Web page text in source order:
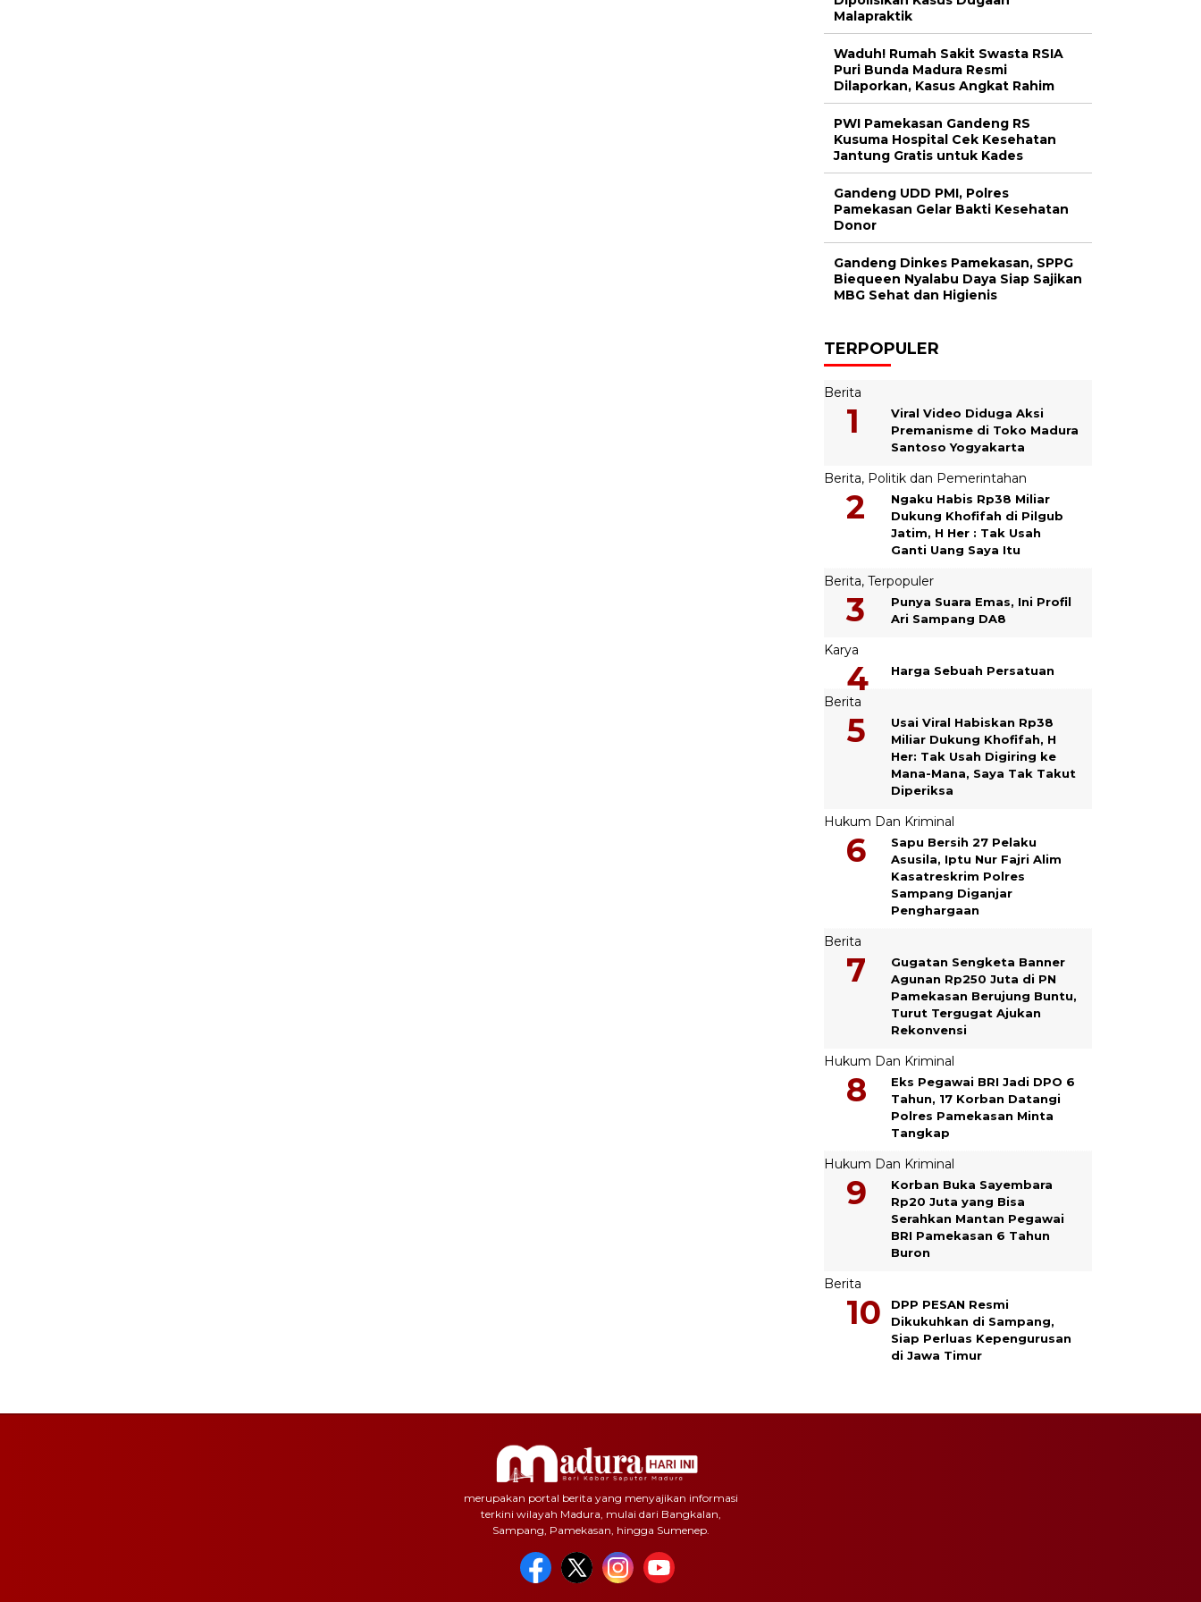
Malapraktik
Waduh! Rumah Sakit Swasta RSIA
Puri Bunda Madura Resmi
Dilaporkan, Kasus Angkat Rahim
PWI Pamekasan Gandeng RS
Kusuma Hospital Cek Kesehatan
Jantung Gratis untuk Kades
Gandeng UDD PMI, Polres
Pamekasan Gelar Bakti Kesehatan
Donor
Gandeng Dinkes Pamekasan, SPPG
Biequeen Nyalabu Daya Siap Sajikan
MBG Sehat dan Higienis
TERPOPULER
Berita
Viral Video Diduga Aksi
Premanisme di Toko Madura
Santoso Yogyakarta
Berita, Politik dan Pemerintahan
Ngaku Habis Rp38 Miliar
Dukung Khofifah di Pilgub
Jatim, H Her : Tak Usah
Ganti Uang Saya Itu
Berita, Terpopuler
Punya Suara Emas, Ini Profil
Ari Sampang DA8
Karya
Harga Sebuah Persatuan
Berita
Usai Viral Habiskan Rp38
Miliar Dukung Khofifah, H
Her: Tak Usah Digiring ke
Mana-Mana, Saya Tak Takut
Diperiksa
Hukum Dan Kriminal
Sapu Bersih 27 Pelaku
Asusila, Iptu Nur Fajri Alim
Kasatreskrim Polres
Sampang Diganjar
Penghargaan
Berita
Gugatan Sengketa Banner
Agunan Rp250 Juta di PN
Pamekasan Berujung Buntu,
Turut Tergugat Ajukan
Rekonvensi
Hukum Dan Kriminal
Eks Pegawai BRI Jadi DPO 6
Tahun, 17 Korban Datangi
Polres Pamekasan Minta
Tangkap
Hukum Dan Kriminal
Korban Buka Sayembara
Rp20 Juta yang Bisa
Serahkan Mantan Pegawai
BRI Pamekasan 6 Tahun
Buron
Berita
DPP PESAN Resmi
Dikukuhkan di Sampang,
Siap Perluas Kepengurusan
di Jawa Timur
merupakan portal berita yang menyajikan informasi
terkini wilayah Madura, mulai dari Bangkalan,
Sampang, Pamekasan, hingga Sumenep.